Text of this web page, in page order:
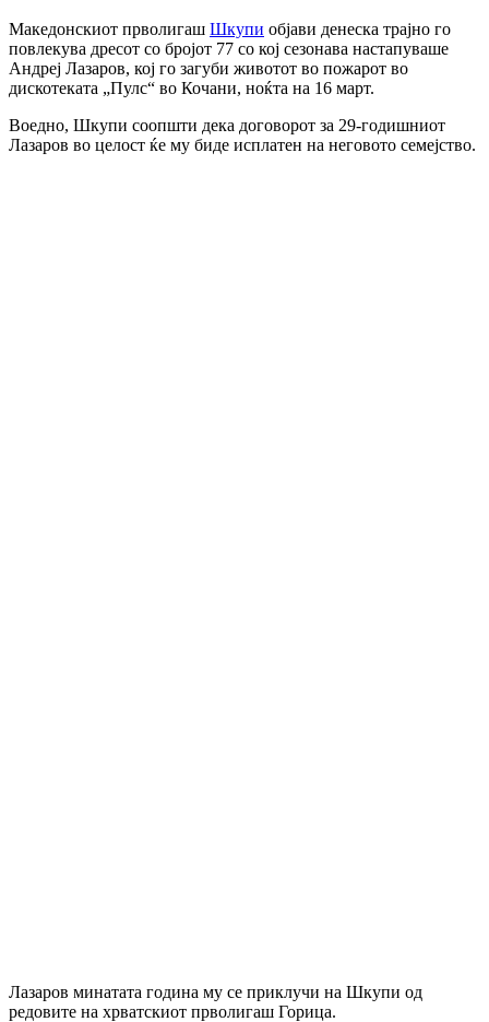
Македонскиот прволигаш Шкупи објави денеска трајно го
повлекува дресот со бројот 77 со кој сезонава настапуваше
Андреј Лазаров, кој го загуби животот во пожарот во
дискотеката „Пулс“ во Кочани, ноќта на 16 март.
Воедно, Шкупи соопшти дека договорот за 29-годишниот
Лазаров во целост ќе му биде исплатен на неговото семејство.
Лазаров минатата година му се приклучи на Шкупи од
редовите на хрватскиот прволигаш Горица.